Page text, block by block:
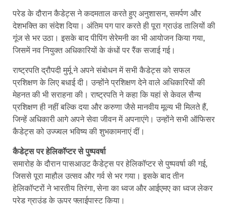
परेड के दौरान कैडेट्स ने कदमताल करते हुए अनुशासन, समर्पण और
देशभक्ति का संदेश दिया। अंतिम पग पार करते ही पूरा ग्राउंड तालियों की
गूंज से भर उठा। इसके बाद पीपिंग सेरेमनी का भी आयोजन किया गया,
जिसमें नव नियुक्त अधिकारियों के कंधों पर रैंक सजाई गई।
राष्ट्रपति द्रौपदी मुर्मू ने अपने संबोधन में सभी कैडेट्स को सफल
प्रशिक्षण के लिए बधाई दी। उन्होंने प्रशिक्षण देने वाले अधिकारियों की
मेहनत की भी सराहना की। राष्ट्रपति ने कहा कि यहां से केवल सैन्य
प्रशिक्षण ही नहीं बल्कि दया और करुणा जैसे मानवीय मूल्य भी मिलते हैं,
जिन्हें अधिकारी आगे अपने सेवा जीवन में अपनाएंगे। उन्होंने सभी ऑफिसर
कैडेट्स को उज्ज्वल भविष्य की शुभकामनाएं दीं।
कैडेट्स पर हेलिकॉप्टर से पुष्पवर्षा
समारोह के दौरान पासआउट कैडेट्स पर हेलिकॉप्टर से पुष्पवर्षा की गई,
जिससे पूरा माहौल उत्सव और गर्व से भर गया। इसके बाद तीन
हेलिकॉप्टरों ने भारतीय तिरंगा, सेना का ध्वज और आईएमए का ध्वज लेकर
परेड ग्राउंड के ऊपर फ्लाईपास्ट किया।